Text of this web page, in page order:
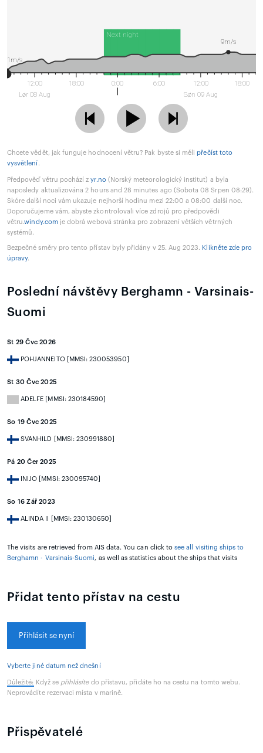
Next night
12:00
Lør 08 Aug
18:00 0:00 6:00
12:00
Søn 09 Aug
18:00
9m/s
1m/s
Chcete vědět, jak funguje hodnocení větru? Pak byste si měli přečíst toto
vysvětlení .
Předpověď větru pochází zyr.no (Norský meteorologický institut) a byla
naposledy aktualizována 2 hours and 28 minutes ago (Sobota 08 Srpen 08:29).
Skóre další noci vám ukazuje nejhorší hodinu mezi 22:00 a 08:00 další noc.
Doporučujeme vám, abyste zkontrolovali více zdrojů pro předpovědi
větru.windy.comje dobrá webová stránka pro zobrazení větších větrných
systémů.
Bezpečné směry pro tento přístav byly přidány v 25. Aug 2023. Klikněte zde pro
úpravy.
Poslední návštěvy Berghamn - Varsinais-
Suomi
St 29 Čvc 2026
POHJANNEITO [MMSI: 230053950]
St 30 Čvc 2025
ADELFE [MMSI: 230184590]
So 19 Čvc 2025
SVANHILD [MMSI: 230991880]
Pá 20 Čer 2025
INIJO [MMSI: 230095740]
So 16 Zář 2023
ALINDA II [MMSI: 230130650]
The visits are retrieved from AIS data. You can click tosee all visiting ships to
Berghamn - Varsinais-Suomi, as well as statistics about the ships that visits
Přidat tento přístav na cestu
Přihlásit se nyní
Vyberte jiné datum než dnešní
Důležité: Když se přihlásítedo přístavu, přidáte ho na cestu na tomto webu.
Neprovádíte rezervaci místa v marině.
Přispěvatelé